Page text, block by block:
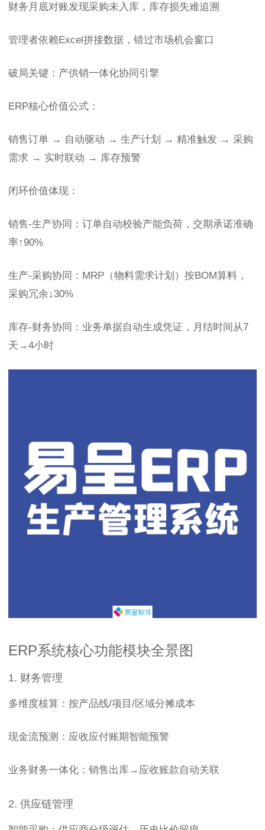
财务月底对账发现采购未入库，库存损失难追溯
管理者依赖Excel拼接数据，错过市场机会窗口
破局关键：产供销一体化协同引擎
ERP核心价值公式：
销售订单 → 自动驱动 → 生产计划 → 精准触发 → 采购
需求 → 实时联动 → 库存预警
闭环价值体现：
销售-生产协同：订单自动校验产能负荷，交期承诺准确
率↑90%
生产-采购协同：MRP（物料需求计划）按BOM算料，
采购冗余↓30%
库存-财务协同：业务单据自动生成凭证，月结时间从7
天→4小时
ERP系统核心功能模块全景图
1. 财务管理
多维度核算：按产品线/项目/区域分摊成本
现金流预测：应收应付账期智能预警
业务财务一体化：销售出库→应收账款自动关联
2. 供应链管理